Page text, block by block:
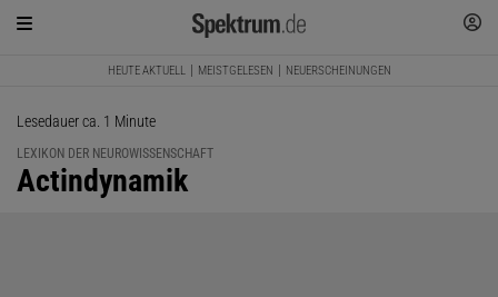
HEUTE AKTUELL MEISTGELESEN NEUERSCHEINUNGEN
Lesedauer ca. 1 Minute
LEXIKON DER NEUROWISSENSCHAFT
:
Actindynamik